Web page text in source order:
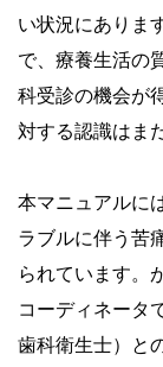
い状況にありま
で、療養生活の
科受診の機会が
対する認識はま
本マニュアルに
ラブルに伴う苦
られています。
コーディネータ
歯科衛生士）と